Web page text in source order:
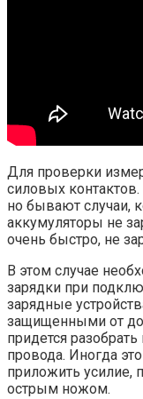
Для проверки
силовых
но бывают случаи,
аккумуляторы не
очень быстро, не
В этом случае
зарядки при
зарядные
защищенными от
придется
провода. Иногда
приложить усилие,
острым ножом.